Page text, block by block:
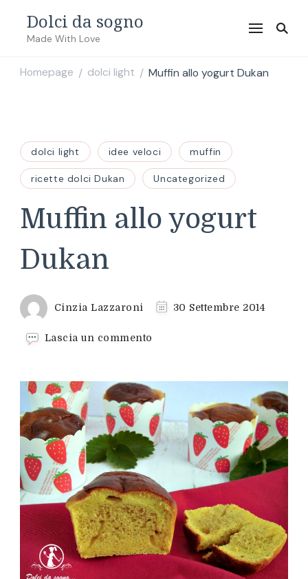
Dolci da sogno
Made With Love
Homepage / dolci light / Muffin allo yogurt Dukan
dolci light idee veloci muffin
ricette dolci Dukan Uncategorized
Muffin allo yogurt
Dukan
Cinzia Lazzaroni 30 Settembre 2014
Lascia un commento
yogurt
Dukan